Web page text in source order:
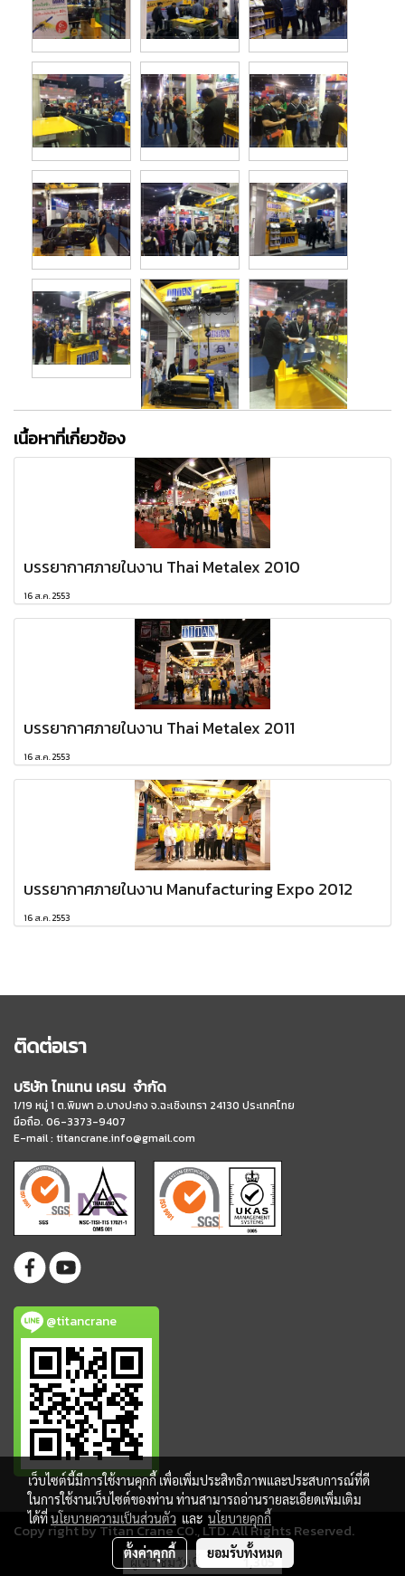
เนื้อหาที่เกี่ยวข้อง
บรรยากาศภายในงาน Thai Metalex 2010
16 ส.ค. 2553
บรรยากาศภายในงาน Thai Metalex 2011
16 ส.ค. 2553
บรรยากาศภายในงาน Manufacturing Expo 2012
16 ส.ค. 2553
ติดต่อเรา
บริษัท ไทแทน เครน จำกัด
1/19 หมู่ 1 ต.พิมพา อ.บางปะกง จ.ฉะเชิงเทรา 24130 ประเทศไทย
มือถือ. 06-3373-9407
E-mail : titancrane.info@gmail.com
@titancrane
Copy right by Titan Crane CO., LTD. All Rights Reserved.
ผู้เข้าชมวันนี้ 1,305
เว็บไซต์นี้มีการใช้งานคุกกี้ เพื่อเพิ่มประสิทธิภาพและประสบการณ์ที่ดี
ในการใช้งานเว็บไซต์ของท่าน ท่านสามารถอ่านรายละเอียดเพิ่มเติม
ได้ที่นโยบายความเป็นส่วนตัว และ นโยบายคุกกี้
ตั้งค่าคุกกี้ ยอมรับทั้งหมด